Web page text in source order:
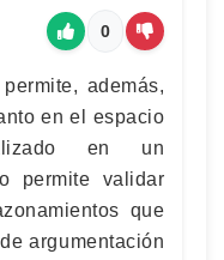
0
además,
en el espacio
en un
permite validar
que
argumentación